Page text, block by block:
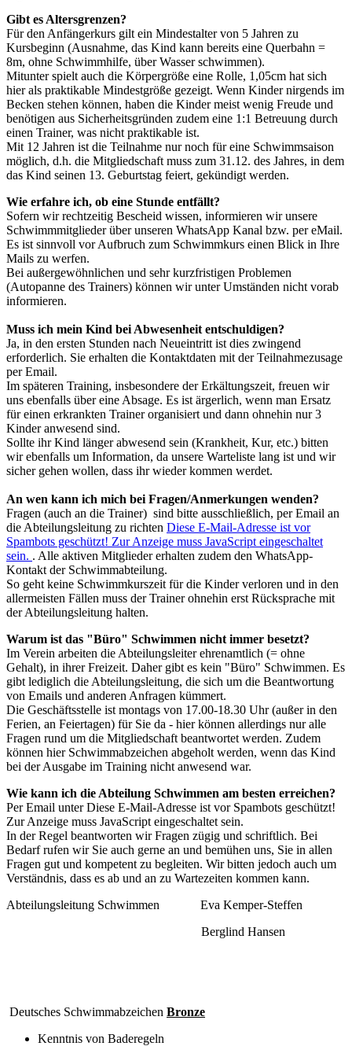
Gibt es Altersgrenzen?
Für den Anfängerkurs gilt ein Mindestalter von 5 Jahren zu
Kursbeginn (Ausnahme, das Kind kann bereits eine Querbahn =
8m, ohne Schwimmhilfe, über Wasser schwimmen).
Mitunter spielt auch die Körpergröße eine Rolle, 1,05cm hat sich
hier als praktikable Mindestgröße gezeigt. Wenn Kinder nirgends im
Becken stehen können, haben die Kinder meist wenig Freude und
benötigen aus Sicherheitsgründen zudem eine 1:1 Betreuung durch
einen Trainer, was nicht praktikable ist.
Mit 12 Jahren ist die Teilnahme nur noch für eine Schwimmsaison
möglich, d.h. die Mitgliedschaft muss zum 31.12. des Jahres, in dem
das Kind seinen 13. Geburtstag feiert, gekündigt werden.
Wie erfahre ich, ob eine Stunde entfällt?
Sofern wir rechtzeitig Bescheid wissen, informieren wir unsere
Schwimmmitglieder über unseren WhatsApp Kanal bzw. per eMail.
Es ist sinnvoll vor Aufbruch zum Schwimmkurs einen Blick in Ihre
Mails zu werfen.
Bei außergewöhnlichen und sehr kurzfristigen Problemen
(Autopanne des Trainers) können wir unter Umständen nicht vorab
informieren.
Muss ich mein Kind bei Abwesenheit entschuldigen?
Ja, in den ersten Stunden nach Neueintritt ist dies zwingend
erforderlich. Sie erhalten die Kontaktdaten mit der Teilnahmezusage
per Email.
Im späteren Training, insbesondere der Erkältungszeit, freuen wir
uns ebenfalls über eine Absage. Es ist ärgerlich, wenn man Ersatz
für einen erkrankten Trainer organisiert und dann ohnehin nur 3
Kinder anwesend sind.
Sollte ihr Kind länger abwesend sein (Krankheit, Kur, etc.) bitten
wir ebenfalls um Information, da unsere Warteliste lang ist und wir
sicher gehen wollen, dass ihr wieder kommen werdet.
An wen kann ich mich bei Fragen/Anmerkungen wenden?
Fragen (auch an die Trainer) sind bitte ausschließlich, per Email an
die Abteilungsleitung zu richten Diese E-Mail-Adresse ist vor
Spambots geschützt! Zur Anzeige muss JavaScript eingeschaltet
sein. . Alle aktiven Mitglieder erhalten zudem den WhatsApp-
Kontakt der Schwimmabteilung.
So geht keine Schwimmkurszeit für die Kinder verloren und in den
allermeisten Fällen muss der Trainer ohnehin erst Rücksprache mit
der Abteilungsleitung halten.
Warum ist das "Büro" Schwimmen nicht immer besetzt?
Im Verein arbeiten die Abteilungsleiter ehrenamtlich (= ohne
Gehalt), in ihrer Freizeit. Daher gibt es kein "Büro" Schwimmen. Es
gibt lediglich die Abteilungsleitung, die sich um die Beantwortung
von Emails und anderen Anfragen kümmert.
Die Geschäftsstelle ist montags von 17.00-18.30 Uhr (außer in den
Ferien, an Feiertagen) für Sie da - hier können allerdings nur alle
Fragen rund um die Mitgliedschaft beantwortet werden. Zudem
können hier Schwimmabzeichen abgeholt werden, wenn das Kind
bei der Ausgabe im Training nicht anwesend war.
Wie kann ich die Abteilung Schwimmen am besten erreichen?
Per Email unterDiese E-Mail-Adresse ist vor Spambots geschützt!
Zur Anzeige muss JavaScript eingeschaltet sein.
In der Regel beantworten wir Fragen zügig und schriftlich. Bei
Bedarf rufen wir Sie auch gerne an und bemühen uns, Sie in allen
Fragen gut und kompetent zu begleiten. Wir bitten jedoch auch um
Verständnis, dass es ab und an zu Wartezeiten kommen kann.
Abteilungsleitung Schwimmen Eva Kemper-Steffen
Berglind Hansen
Deutsches Schwimmabzeichen Bronze
Kenntnis von Baderegeln